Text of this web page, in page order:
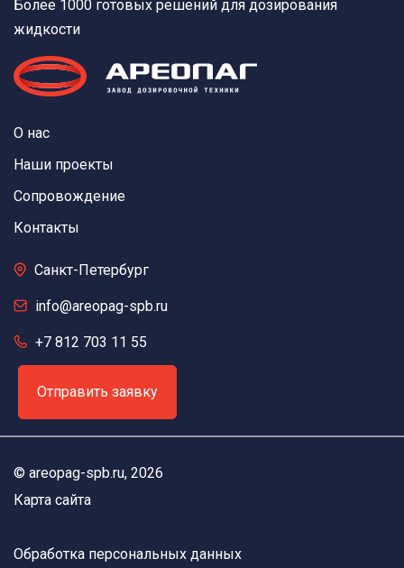
Более 1000 готовых решений для дозирования
жидкости
О нас
Наши проекты
Сопровождение
Контакты
Санкт-Петербург
info@areopag-spb.ru
+7 812 703 11 55
Отправить заявку
© areopag-spb.ru, 2026
Карта сайта
Обработка персональных данных